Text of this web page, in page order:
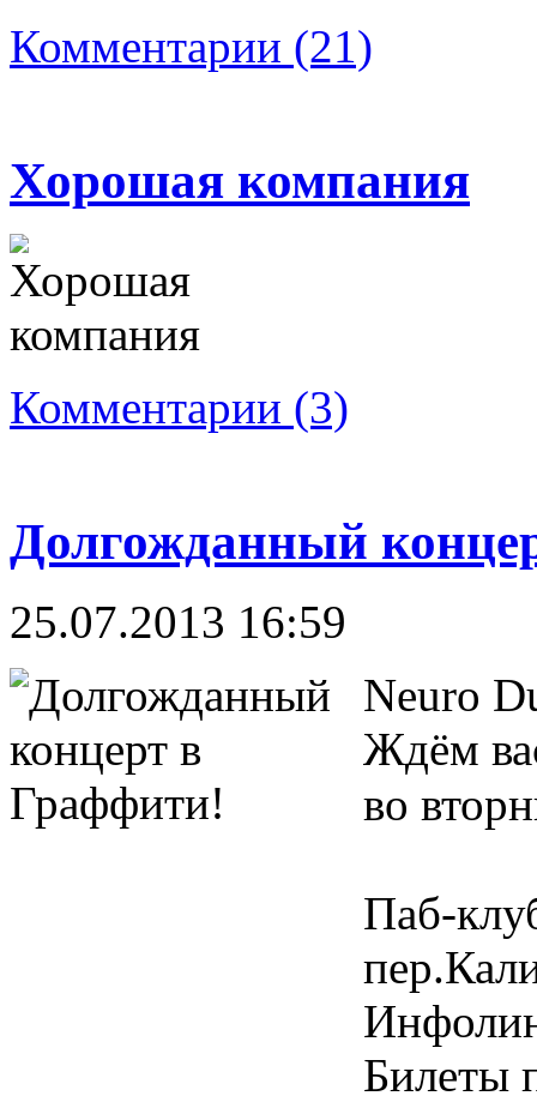
Комментарии (21)
Хорошая компания
Комментарии (3)
Долгожданный
25.07.2013 16:59
Neuro
Ждём
во
Паб-
Билеты